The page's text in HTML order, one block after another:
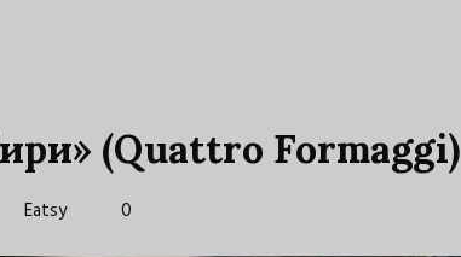
(Quattro Formaggi)
Eatsy 0